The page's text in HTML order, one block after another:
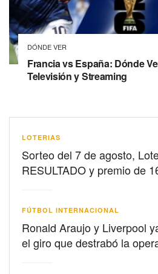
DÓNDE VER
Francia vs España: Dónde
Televisión y Streaming
LOTERIAS
Sorteo del 7 de agosto,
RESULTADO y premio de
FÚTBOL INTERNACIONAL
Ronald Araujo y Liverpool
el giro que destrabó la